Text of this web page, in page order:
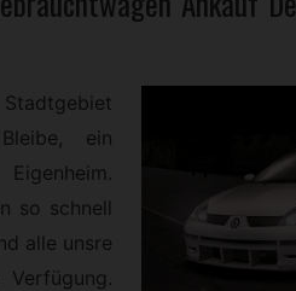
ein
so schnell
alle unsre